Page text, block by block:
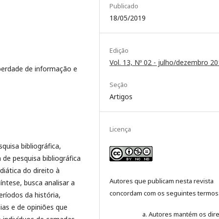
de informação e
bibliográfica,
pesquisa bibliográfica
do direito à
busca analisar a
da história,
e de opiniões que
Publicado
18/05/2019
Edição
Vol. 13, Nº 02 - julho/dezembro
Seção
Artigos
Licença
Autores que publicam nesta revista
concordam com os seguintes
Autores mantém os